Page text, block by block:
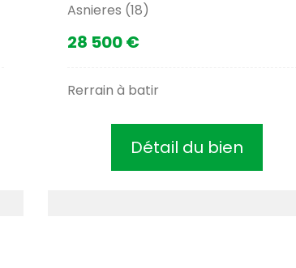
Asnieres (18)
28 500 €
Rerrain à batir
Détail du bien